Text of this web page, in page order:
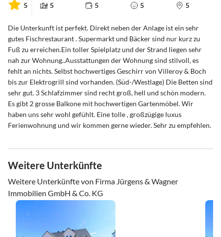
5 5 5 5 5
Die Unterkunft ist perfekt. Direkt neben der Anlage ist ein sehr
gutes Fischrestaurant . Supermarkt und Bäcker sind nur kurz zu
Fuß zu erreichen.Ein toller Spielplatz und der Strand liegen sehr
nah zur Wohnung..Ausstattungen der Wohnung sind stilvoll, es
fehlt an nichts. Selbst hochwertiges Geschirr von Villeroy & Boch
bis zur Elektrogrill sind vorhanden. (Süd-/Westlage) Die Betten sind
sehr gut. 3 Schlafzimmer sind recht groß, hell und schön modern.
Es gibt 2 grosse Balkone mit hochwertigen Gartenmöbel. Wir
haben uns sehr wohl gefühlt. Eine tolle , großzügige luxus
Ferienwohnung und wir kommen gerne wieder. Sehr zu empfehlen.
Weitere Unterkünfte
Weitere Unterkünfte von Firma Jürgens & Wagner
Immobilien GmbH & Co. KG